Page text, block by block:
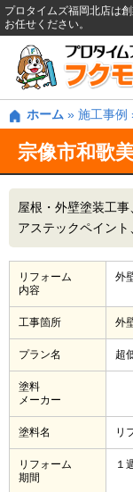
プロタイムズ福岡北店は
お任せください。
ホーム » 施工事例
宗像市和歌
屋根・外壁塗装工事
アステックペイント
リフォーム
内容
外
工事箇所 外
プラン名 超
塗料
メーカー
塗料名 リ
リフォーム
期間
１